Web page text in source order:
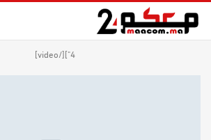
4"][/video]